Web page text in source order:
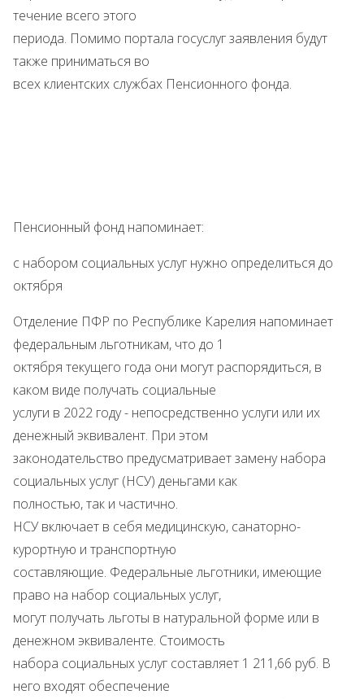
течение всего этого
периода. Помимо портала госуслуг заявления будут
также приниматься во
всех клиентских службах Пенсионного фонда.
Пенсионный фонд напоминает:
с набором социальных услуг нужно определиться до
октября
Отделение ПФР по Республике Карелия напоминает
федеральным льготникам, что до 1
октября текущего года они могут распорядиться, в
каком виде получать социальные
услуги в 2022 году - непосредственно услуги или их
денежный эквивалент. При этом
законодательство предусматривает замену набора
социальных услуг (НСУ) деньгами как
полностью, так и частично.
НСУ включает в себя медицинскую, санаторно-
курортную и транспортную
составляющие. Федеральные льготники, имеющие
право на набор социальных услуг,
могут получать льготы в натуральной форме или в
денежном эквиваленте. Стоимость
набора социальных услуг составляет 1 211,66 руб. В
него входят обеспечение